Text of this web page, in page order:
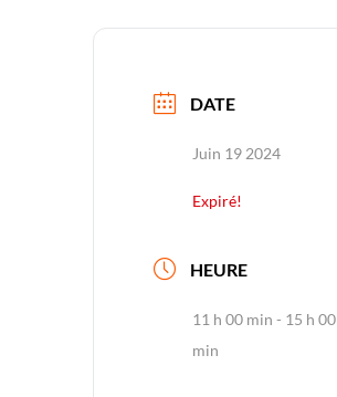
DATE
Juin 19 2024
Expiré!
HEURE
11 h 00 min - 15 h 00
min